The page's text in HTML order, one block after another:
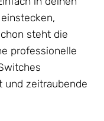
einstecken,
steht die
professionelle
und zeitraubende